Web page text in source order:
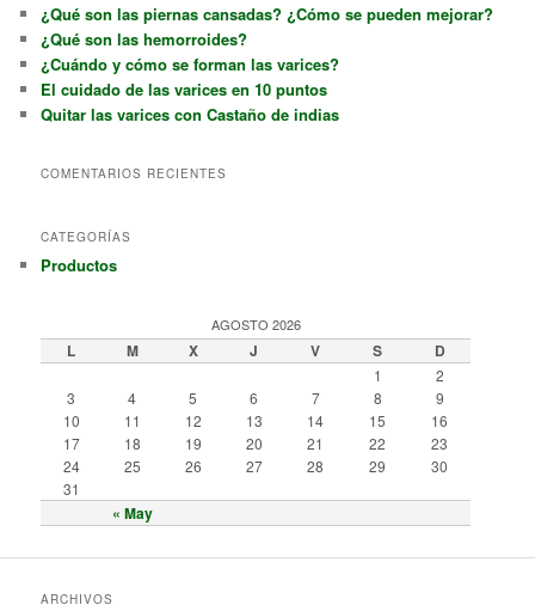
¿Qué son las piernas cansadas? ¿Cómo se pueden mejorar?
¿Qué son las hemorroides?
¿Cuándo y cómo se forman las varices?
El cuidado de las varices en 10 puntos
Quitar las varices con Castaño de indias
COMENTARIOS RECIENTES
CATEGORÍAS
Productos
AGOSTO 2026
L M X J V S D
« May
1
2
3
4 5 6 7 8
9
10
11 12 13 14 15
16
17
18 19 20 21 22
23
24
25 26 27 28 29
30
31
ARCHIVOS